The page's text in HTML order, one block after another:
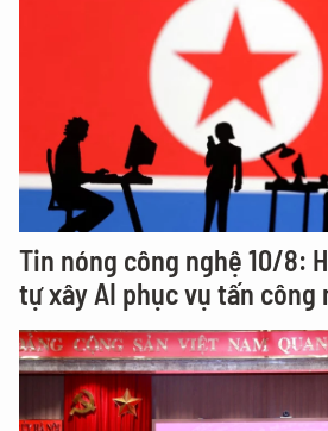
Tin nóng công nghệ 10/8:
tự xây AI phục vụ tấn công